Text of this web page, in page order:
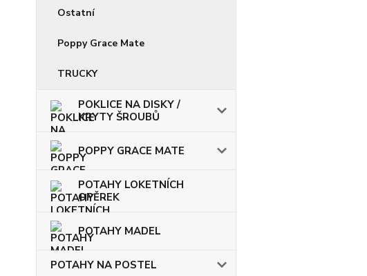
Ostatní
Poppy Grace Mate
TRUCKY
POKLICE NA DISKY /
KRYTY ŠROUBŮ
POPPY GRACE MATE
POTAHY LOKETNÍCH
OPĚREK
POTAHY MADEL
POTAHY NA POSTEL